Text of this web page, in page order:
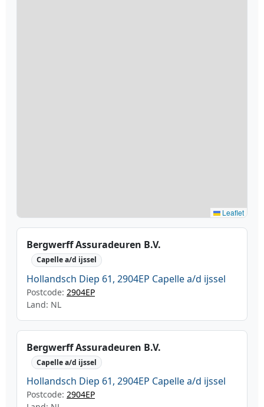
Leaflet
Bergwerff Assuradeuren B.V.
Capelle a/d ijssel
Hollandsch Diep 61, 2904EP Capelle a/d ijssel
Postcode: 2904EP
Land: NL
Bergwerff Assuradeuren B.V.
Capelle a/d ijssel
Hollandsch Diep 61, 2904EP Capelle a/d ijssel
Postcode: 2904EP